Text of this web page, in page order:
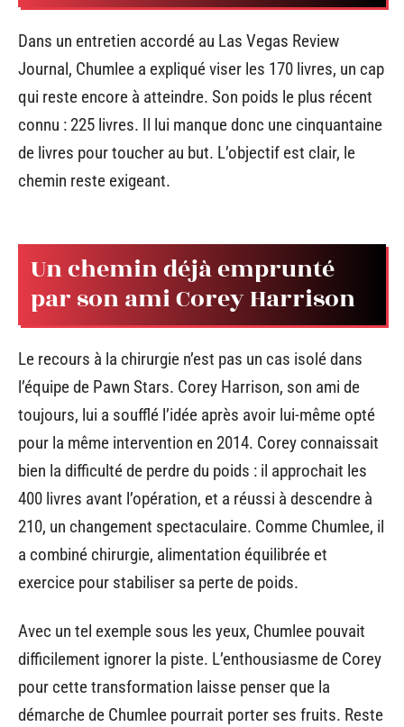
Dans un entretien accordé au Las Vegas Review
Journal, Chumlee a expliqué viser les 170 livres, un cap
qui reste encore à atteindre. Son poids le plus récent
connu : 225 livres. Il lui manque donc une cinquantaine
de livres pour toucher au but. L’objectif est clair, le
chemin reste exigeant.
Un chemin déjà emprunté
par son ami Corey Harrison
Le recours à la chirurgie n’est pas un cas isolé dans
l’équipe de Pawn Stars. Corey Harrison, son ami de
toujours, lui a soufflé l’idée après avoir lui-même opté
pour la même intervention en 2014. Corey connaissait
bien la difficulté de perdre du poids : il approchait les
400 livres avant l’opération, et a réussi à descendre à
210, un changement spectaculaire. Comme Chumlee, il
a combiné chirurgie, alimentation équilibrée et
exercice pour stabiliser sa perte de poids.
Avec un tel exemple sous les yeux, Chumlee pouvait
difficilement ignorer la piste. L’enthousiasme de Corey
pour cette transformation laisse penser que la
démarche de Chumlee pourrait porter ses fruits. Reste